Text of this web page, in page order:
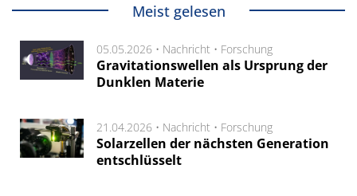
Meist gelesen
05.05.2026 • Nachricht • Forschung
Gravitationswellen als Ursprung der
Dunklen Materie
21.04.2026 • Nachricht • Forschung
Solarzellen der nächsten Generation
entschlüsselt